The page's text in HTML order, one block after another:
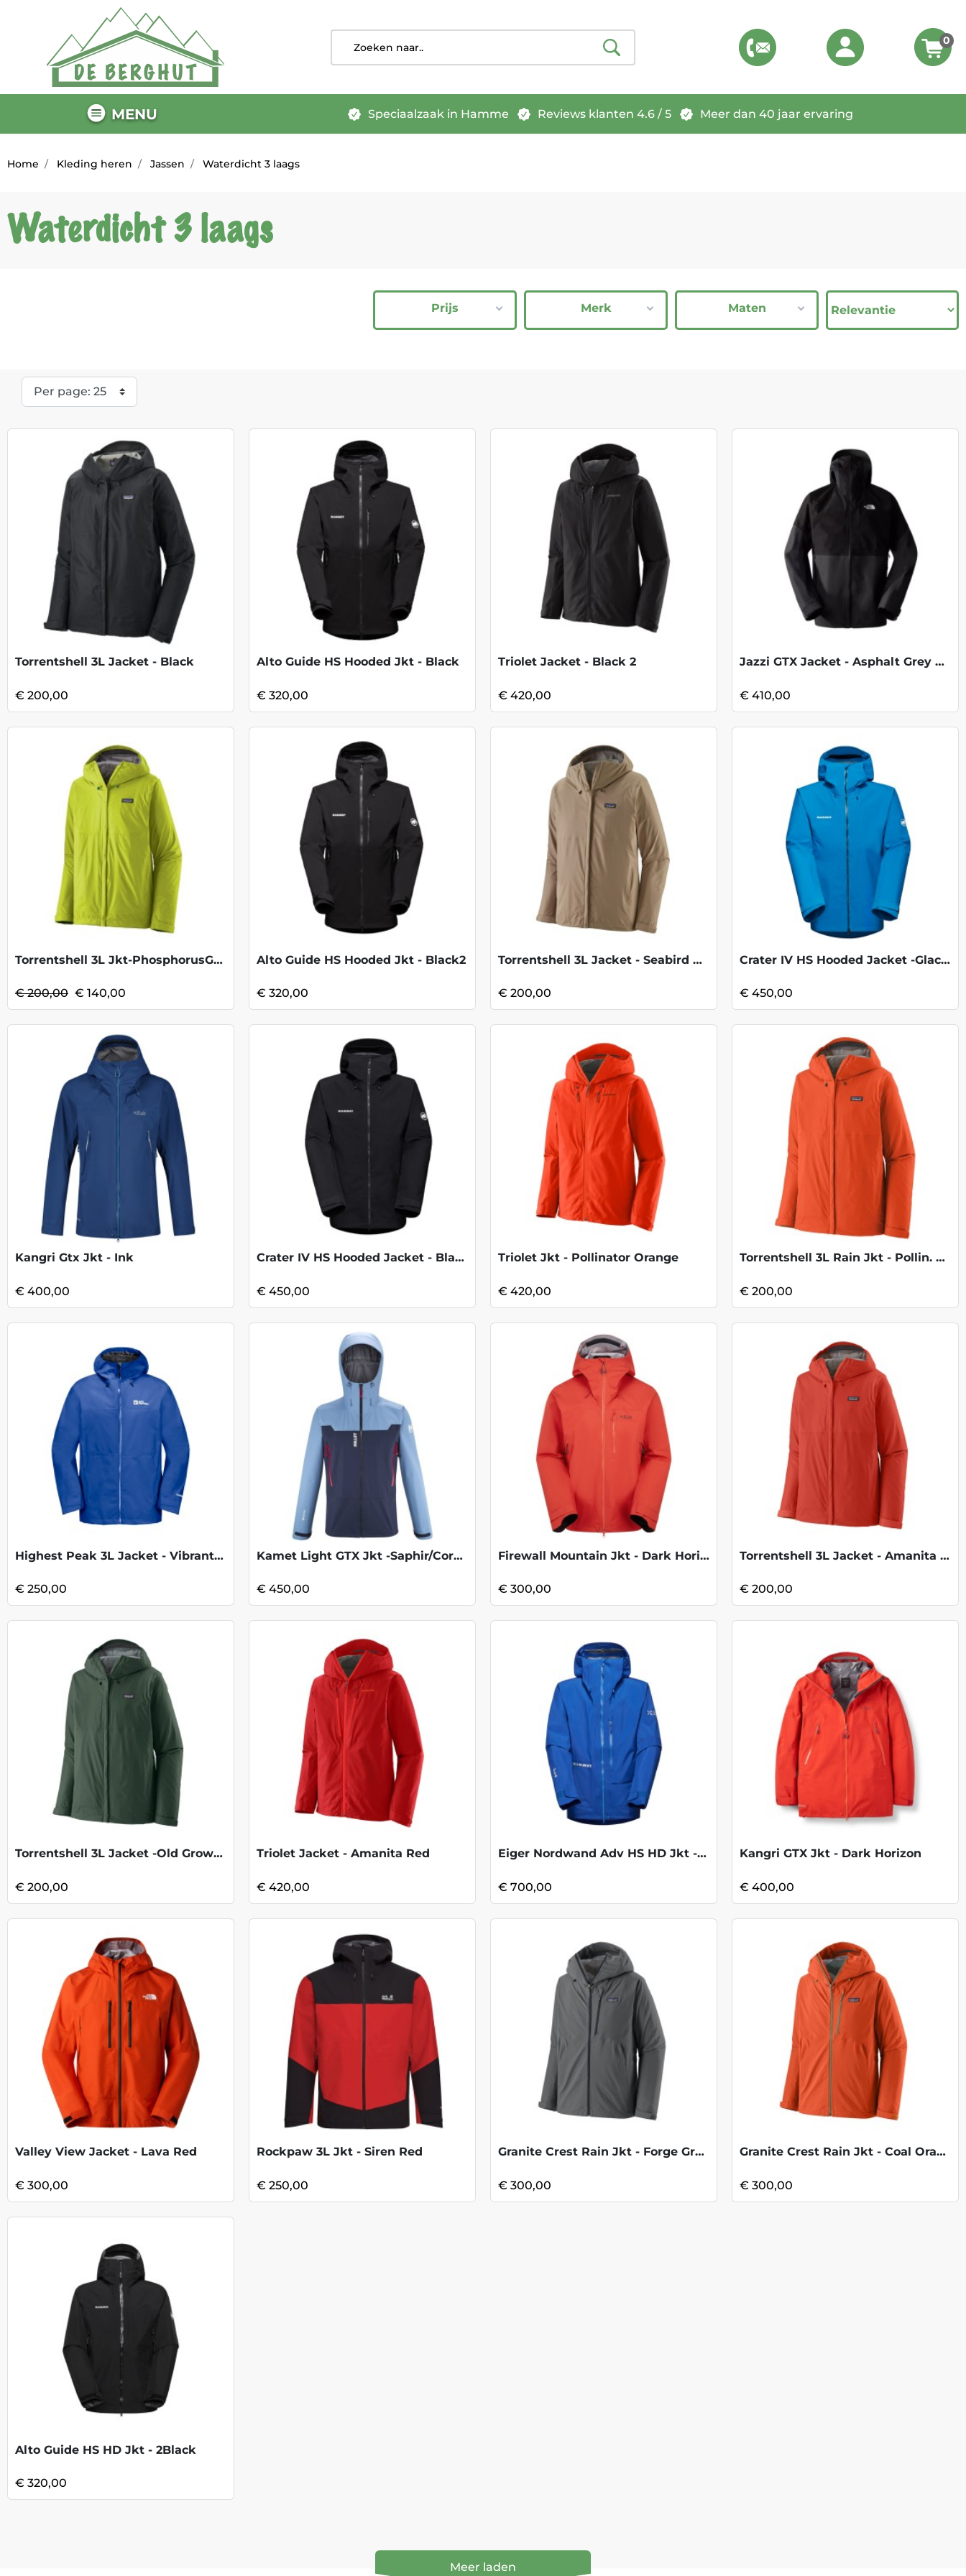
0
MENU Speciaalzaak in Hamme Reviews klanten 4.6 / 5 Meer dan 40 jaar ervaring
Home Kleding heren Jassen Waterdicht 3 laags
Waterdicht 3 laags
Prijs Merk Maten
Torrentshell 3L Jacket - Black
€ 200,00
Alto Guide HS Hooded Jkt - Black
€ 320,00
Triolet Jacket - Black 2
€ 420,00
Jazzi GTX Jacket - Asphalt Grey Black
€ 410,00
Torrentshell 3L Jkt-PhosphorusGreen KOOP
€ 200,00 € 140,00
Alto Guide HS Hooded Jkt - Black2
€ 320,00
Torrentshell 3L Jacket - Seabird Grey
€ 200,00
Crater IV HS Hooded Jacket -Glacier Blue
€ 450,00
Kangri Gtx Jkt - Ink
€ 400,00
Crater IV HS Hooded Jacket - Black
€ 450,00
Triolet Jkt - Pollinator Orange
€ 420,00
Torrentshell 3L Rain Jkt - Pollin. Orang
€ 200,00
Highest Peak 3L Jacket - Vibrant Blue
€ 250,00
Kamet Light GTX Jkt -Saphir/Coronet Blue
€ 450,00
Firewall Mountain Jkt - Dark Horizon
€ 300,00
Torrentshell 3L Jacket - Amanita Red
€ 200,00
Torrentshell 3L Jacket -Old Growth Green
€ 200,00
Triolet Jacket - Amanita Red
€ 420,00
Eiger Nordwand Adv HS HD Jkt -Eiger Blue
€ 700,00
Kangri GTX Jkt - Dark Horizon
€ 400,00
Valley View Jacket - Lava Red
€ 300,00
Rockpaw 3L Jkt - Siren Red
€ 250,00
Granite Crest Rain Jkt - Forge Grey Blac
€ 300,00
Granite Crest Rain Jkt - Coal Orange
€ 300,00
Alto Guide HS HD Jkt - 2Black
€ 320,00
Meer laden